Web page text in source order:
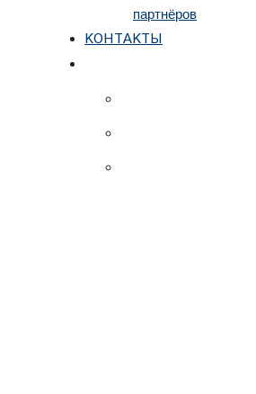
партнёров
КОНТАКТЫ